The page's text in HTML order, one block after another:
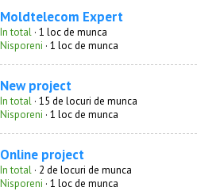
Moldtelecom Expert
In total · 1 loc de munca
Nisporeni · 1 loc de munca
New project
In total · 15 de locuri de munca
Nisporeni · 1 loc de munca
Online project
In total · 2 de locuri de munca
Nisporeni · 1 loc de munca